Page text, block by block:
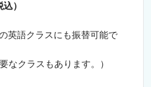
）
英語クラスにも振替可能で
なクラスもあります。）